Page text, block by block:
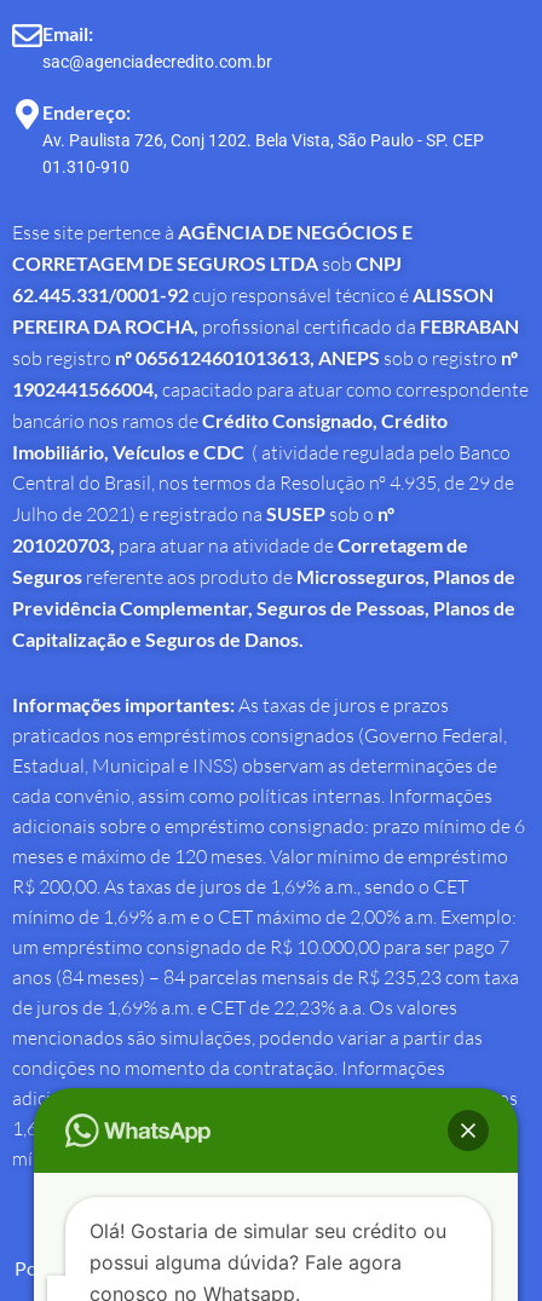
Email:
sac@agenciadecredito.com.br
Endereço:
Av. Paulista 726, Conj 1202. Bela Vista, São Paulo - SP. CEP
01.310-910
Esse site pertence à AGÊNCIA DE NEGÓCIOS E
CORRETAGEM DE SEGUROS LTDA sob CNPJ
62.445.331/0001-92cujo responsável técnico é ALISSON
PEREIRA DA ROCHA profissional certificado da FEBRABAN
sob registro nº 0656124601013613, ANEPS sob o registro nº
1902441566004, capacitado para atuar como correspondente
bancário nos ramos deCrédito Consignado, Crédito
Imobiliário, Veículos e CDC ( atividade regulada pelo Banco
Central do Brasil, nos termos da Resolução nº 4.935, de 29 de
Julho de 2021) e registrado na SUSEP sob o nº
201020703, para atuar na atividade deCorretagem de
Seguros referente aos produto de Microsseguros, Planos de
Previdência Complementar, Seguros de Pessoas, Planos de
Capitalização e Seguros de Danos.
Informações importantes:As taxas de juros e prazos
praticados nos empréstimos consignados (Governo Federal,
Estadual, Municipal e INSS) observam as determinações de
cada convênio, assim como políticas internas. Informações
adicionais sobre o empréstimo consignado: prazo mínimo de 6
meses e máximo de 120 meses. Valor mínimo de empréstimo
R$ 200,00. As taxas de juros de 1,69% a.m., sendo o CET
mínimo de 1,69% a.m e o CET máximo de 2,00% a.m. Exemplo:
um empréstimo consignado de R$ 10.000,00 para ser pago 7
anos (84 meses) – 84 parcelas mensais de R$ 235,23 com taxa
de juros de 1,69% a.m. e CET de 22,23% a.a. Os valores
mencionados são simulações, podendo variar a partir das
condições no momento da contratação. Informações
adicionais sobre antecipação saque-aniversário: Taxa de juros
1,69% a.m e Custo Efetivo Total máximo de 1,92% a.m. e
mínimo de 1,88% a.m.
Política de Privacidade
Olá! Gostaria de simular seu crédito ou
possui alguma dúvida? Fale agora
conosco no Whatsapp.